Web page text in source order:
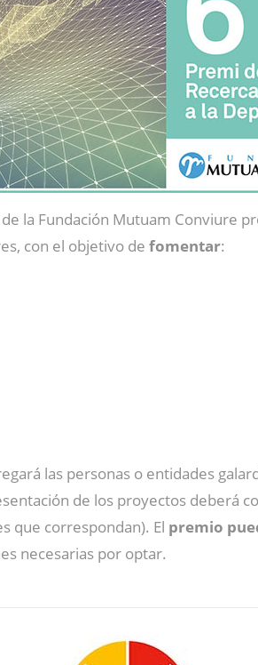
la Fundación Mutuam Conviure
con el objetivo de fomentar:
las personas o entidades
de los proyectos deberá
que correspondan). El premio
necesarias por optar.